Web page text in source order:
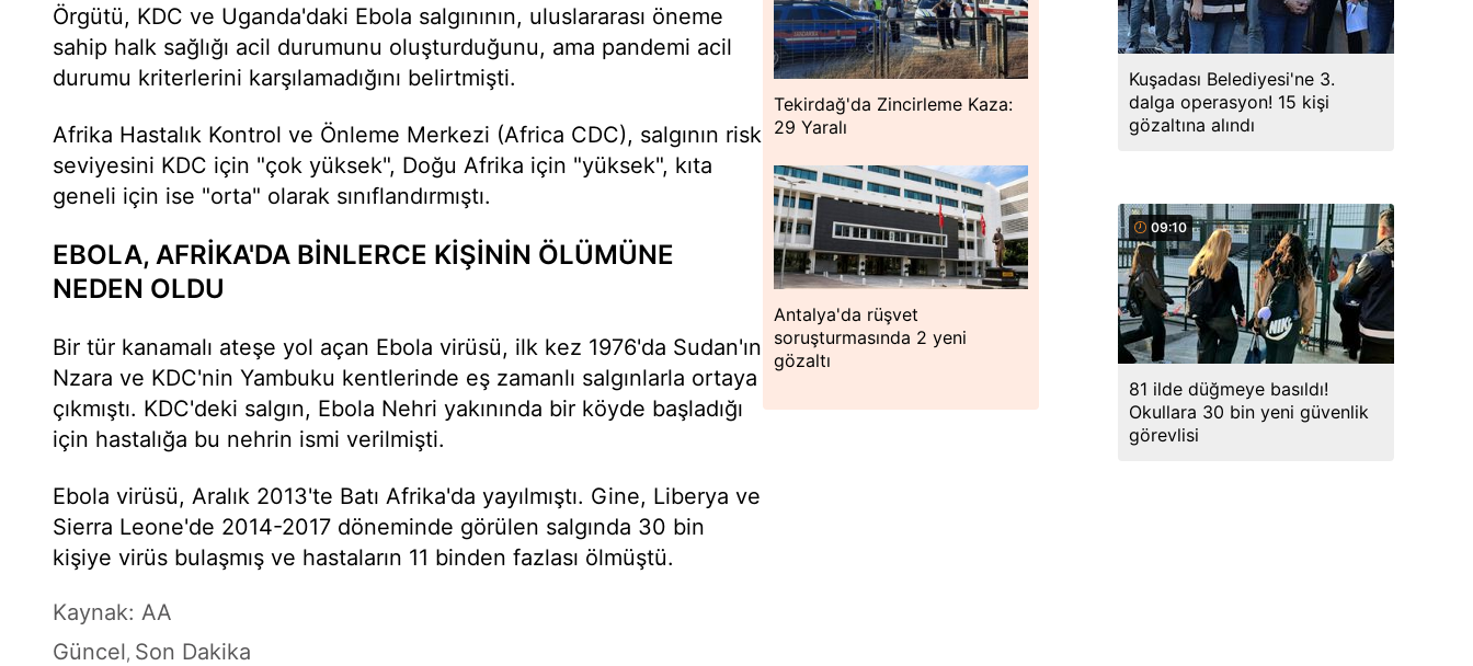
Örgütü, KDC ve Uganda'daki Ebola salgınının, uluslararası öneme
sahip halk sağlığı acil durumunu oluşturduğunu, ama pandemi acil
durumu kriterlerini karşılamadığını belirtmişti.
Afrika Hastalık Kontrol ve Önleme Merkezi (Africa CDC), salgının risk
seviyesini KDC için "çok yüksek", Doğu Afrika için "yüksek", kıta
geneli için ise "orta" olarak sınıflandırmıştı.
EBOLA, AFRİKA'DA BİNLERCE KİŞİNİN ÖLÜMÜNE
NEDEN OLDU
Bir tür kanamalı ateşe yol açan Ebola virüsü, ilk kez 1976'da Sudan'ın
Nzara ve KDC'nin Yambuku kentlerinde eş zamanlı salgınlarla ortaya
çıkmıştı. KDC'deki salgın, Ebola Nehri yakınında bir köyde başladığı
için hastalığa bu nehrin ismi verilmişti.
Ebola virüsü, Aralık 2013'te Batı Afrika'da yayılmıştı. Gine, Liberya ve
Sierra Leone'de 2014-2017 döneminde görülen salgında 30 bin
kişiye virüs bulaşmış ve hastaların 11 binden fazlası ölmüştü.
Kaynak: AA
Güncel, Son Dakika
Tekirdağ'da Zincirleme Kaza:
29 Yaralı
Antalya'da rüşvet
soruşturmasında 2 yeni
gözaltı
Kuşadası Belediyesi'ne 3.
dalga operasyon! 15 kişi
gözaltına alındı
09:10
81 ilde düğmeye basıldı!
Okullara 30 bin yeni güvenlik
görevlisi